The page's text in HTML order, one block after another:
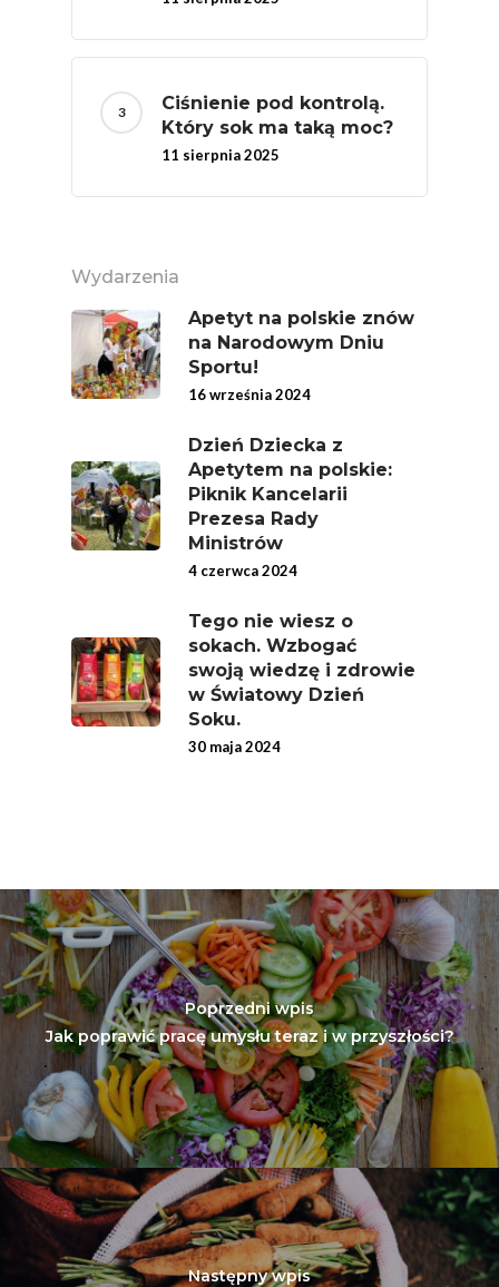
Ciśnienie pod kontrolą.
Który sok ma taką moc?
11 sierpnia 2025
Wydarzenia
Apetyt na polskie znów
na Narodowym Dniu
Sportu!
16 września 2024
Dzień Dziecka z
Apetytem na polskie:
Piknik Kancelarii
Prezesa Rady
Ministrów
4 czerwca 2024
Tego nie wiesz o
sokach. Wzbogać
swoją wiedzę i zdrowie
w Światowy Dzień
Soku.
30 maja 2024
Poprzedni wpis
Jak poprawić pracę umysłu teraz i w przyszłości?
Następny wpis
Branża
Badania